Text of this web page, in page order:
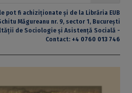
pot fi achiziționate și de la Librăria EUB
Măgureanu nr. 9, sector 1, București
de Sociologie și Asistență Socială -
Contact: +4 0760 013 746